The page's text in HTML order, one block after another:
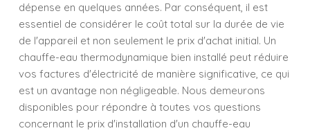
dépense en quelques années. Par conséquent, il est
essentiel de considérer le coût total sur la durée de vie
de l'appareil et non seulement le prix d'achat initial. Un
chauffe-eau thermodynamique bien installé peut réduire
vos factures d'électricité de manière significative, ce qui
est un avantage non négligeable. Nous demeurons
disponibles pour répondre à toutes vos questions
concernant le prix d'installation d'un chauffe-eau